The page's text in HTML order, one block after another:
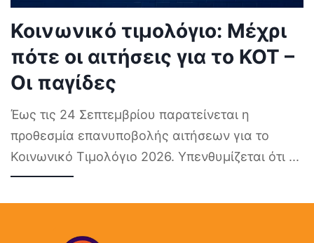
Κοινωνικό τιμολόγιο: Μέχρι
πότε οι αιτήσεις για το ΚΟΤ –
Οι παγίδες
Έως τις 24 Σεπτεμβρίου παρατείνεται η
προθεσμία επανυποβολής αιτήσεων για το
Κοινωνικό Τιμολόγιο 2026. Υπενθυμίζεται ότι ...